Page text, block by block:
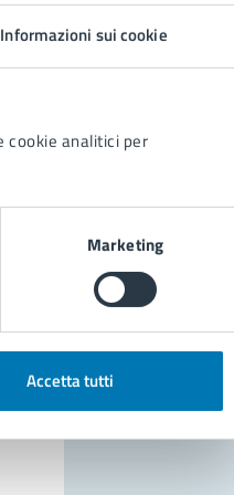
Informazioni sui cookie
cookie analitici per
Marketing
Accetta tutti